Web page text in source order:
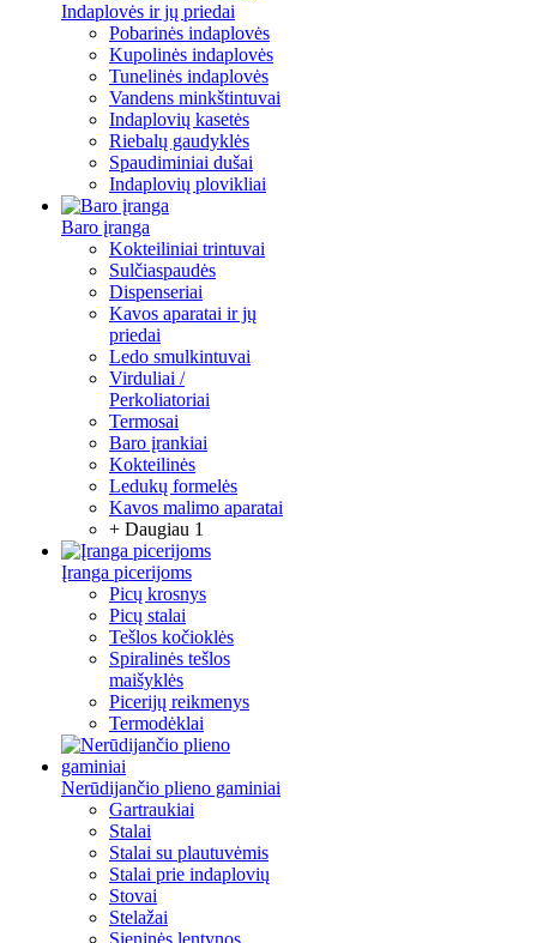
Indaplovės ir jų priedai
Pobarinės indaplovės
Kupolinės indaplovės
Tunelinės indaplovės
Vandens minkštintuvai
Indaplovių kasetės
Riebalų gaudyklės
Spaudiminiai dušai
Indaplovių plovikliai
Baro įranga
Kokteiliniai trintuvai
Sulčiaspaudės
Dispenseriai
Kavos aparatai ir jų
priedai
Ledo smulkintuvai
Virduliai /
Perkoliatoriai
Termosai
Baro įrankiai
Kokteilinės
Ledukų formelės
Kavos malimo aparatai
+ Daugiau 1
Įranga picerijoms
Picų krosnys
Picų stalai
Tešlos kočioklės
Spiralinės tešlos
maišyklės
Picerijų reikmenys
Termodėklai
Nerūdijančio plieno gaminiai
Gartraukiai
Stalai
Stalai su plautuvėmis
Stalai prie indaplovių
Stovai
Stelažai
Sieninės lentynos